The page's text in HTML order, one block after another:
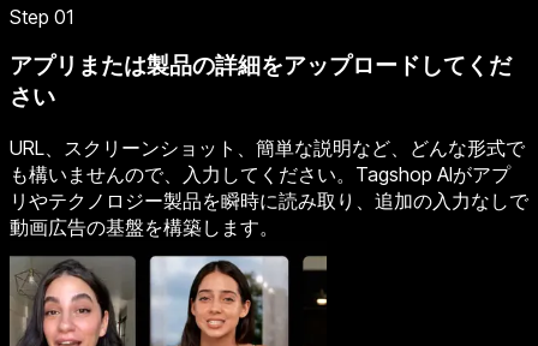
Step 01
アプリまたは製品の詳細をアップロードしてくだ
さい
URL、スクリーンショット、簡単な説明など、どんな形式で
も構いませんので、入力してください。Tagshop AIがアプ
リやテクノロジー製品を瞬時に読み取り、追加の入力なしで
動画広告の基盤を構築します。